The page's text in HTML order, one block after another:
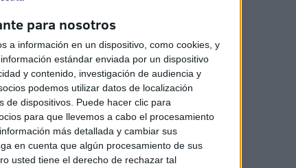
para nosotros
a información en un dispositivo, como cookies, y
estándar enviada por un dispositivo
y contenido, investigación de audiencia y
podemos utilizar datos de localización
de dispositivos. Puede hacer clic para
para que llevemos a cabo el procesamiento
más detallada y cambiar sus
en cuenta que algún procesamiento de sus
usted tiene el derecho de rechazar tal